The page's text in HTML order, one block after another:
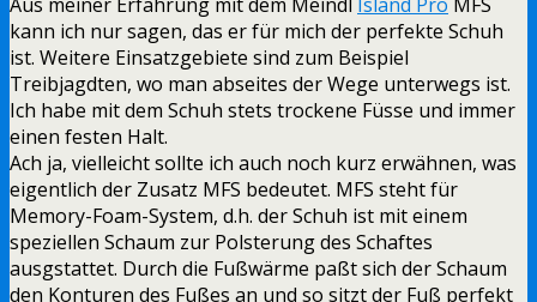
kann ich nur sagen, das er für mich der perfekte Schuh
ist. Weitere Einsatzgebiete sind zum Beispiel
Treibjagdten, wo man abseites der Wege unterwegs ist.
Ich habe mit dem Schuh stets trockene Füsse und immer
einen festen Halt.
Ach ja, vielleicht sollte ich auch noch kurz erwähnen, was
eigentlich der Zusatz MFS bedeutet. MFS steht für
Memory-Foam-System, d.h. der Schuh ist mit einem
speziellen Schaum zur Polsterung des Schaftes
ausgstattet. Durch die Fußwärme paßt sich der Schaum
den Konturen des Fußes an und so sitzt der Fuß perfekt